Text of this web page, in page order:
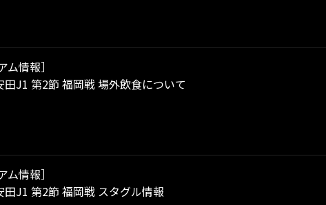
ム情報］
J1 第2節 福岡戦 場外飲食について
ム情報］
J1 第2節 福岡戦 スタグル情報